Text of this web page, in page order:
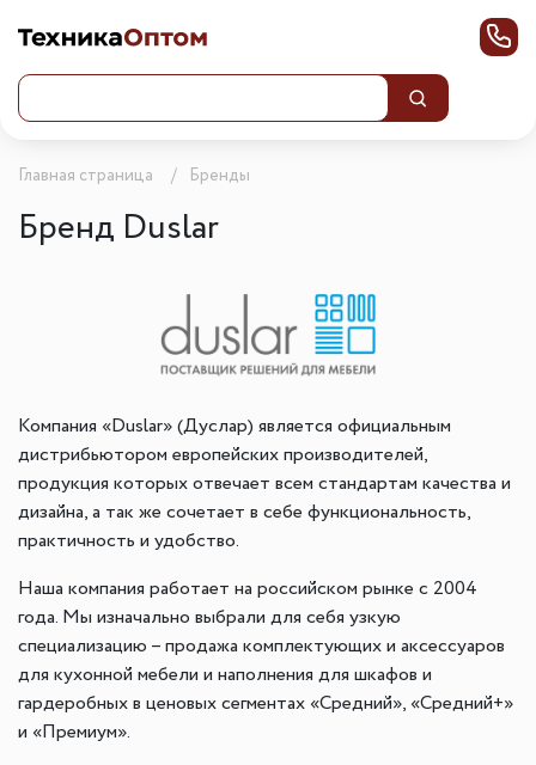
Главная страница Бренды
Бренд Duslar
Компания «Duslar» (Дуслар) является официальным
дистрибьютором европейских производителей,
продукция которых отвечает всем стандартам качества и
дизайна, а так же сочетает в себе функциональность,
практичность и удобство.
Наша компания работает на российском рынке с 2004
года. Мы изначально выбрали для себя узкую
специализацию – продажа комплектующих и аксессуаров
для кухонной мебели и наполнения для шкафов и
гардеробных в ценовых сегментах «Средний», «Средний+»
и «Премиум».